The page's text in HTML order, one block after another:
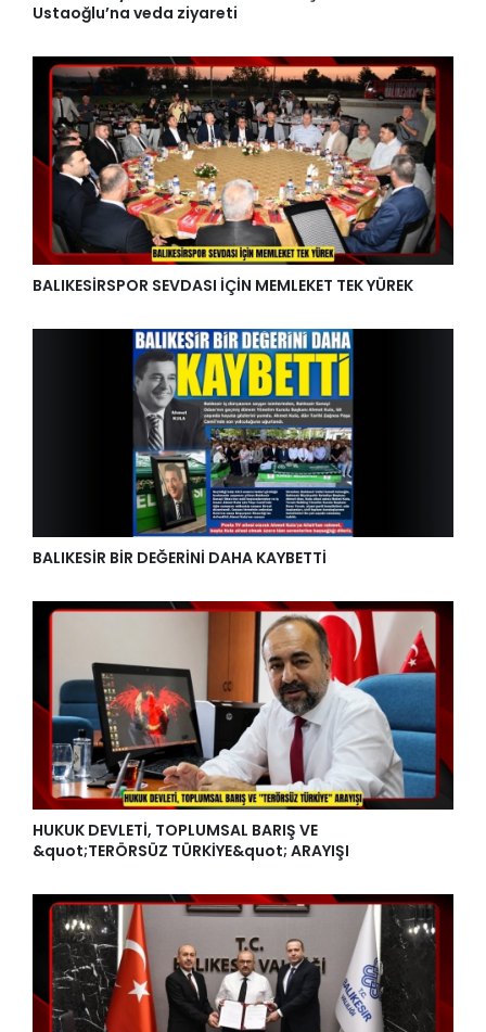
Ustaoğlu’na veda ziyareti
BALIKESİRSPOR SEVDASI İÇİN MEMLEKET TEK YÜREK
BALIKESİR BİR DEĞERİNİ DAHA KAYBETTİ
HUKUK DEVLETİ, TOPLUMSAL BARIŞ VE
&quot;TERÖRSÜZ TÜRKİYE&quot; ARAYIŞI